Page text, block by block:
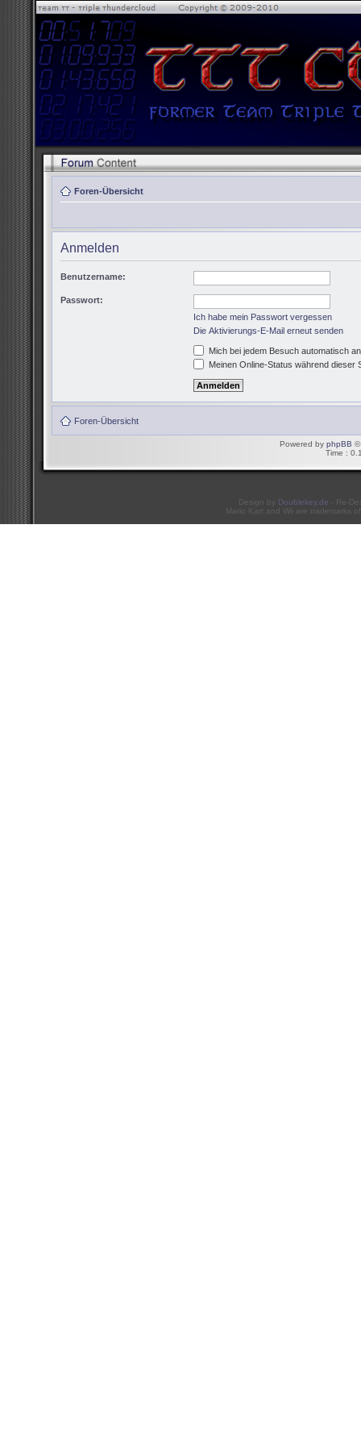
Foren-Übersicht
Anmelden
Benutzername:
Passwort:
Ich habe mein Passwort vergessen
Die Aktivierungs-E-Mail erneut senden
Mich bei jedem Besuch automatisch
Meinen Online-Status während dieser
Foren-Übersicht
Powered by phpBB ©
Time :
Design by Doublekey.de - Re-
Mario Kart and Wii are trademarks